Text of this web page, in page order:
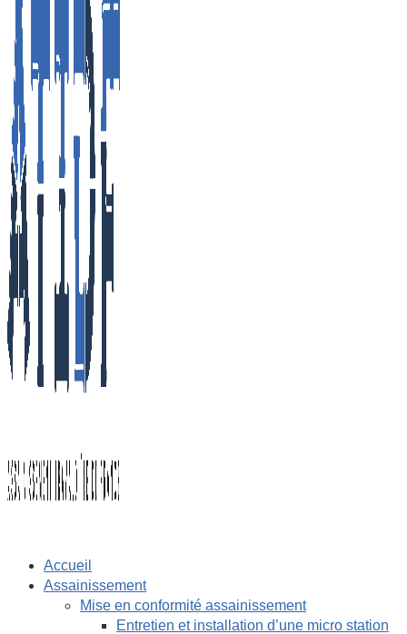
Accueil
Assainissement
Mise en conformité assainissement
Entretien et installation d’une micro station